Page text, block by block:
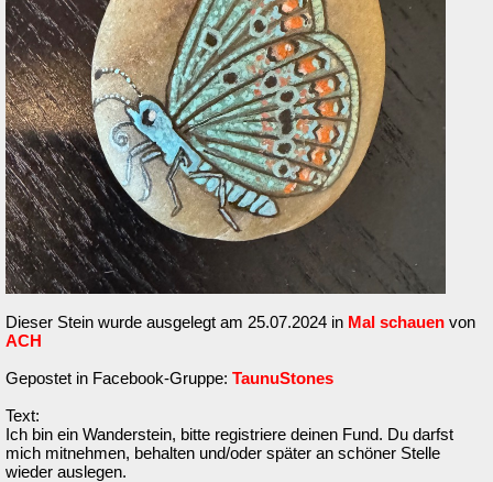
Dieser Stein wurde ausgelegt am 25.07.2024 in Mal schauen von
ACH
Gepostet in Facebook-Gruppe: TaunuStones
Text:
Ich bin ein Wanderstein, bitte registriere deinen Fund. Du darfst
mich mitnehmen, behalten und/oder später an schöner Stelle
wieder auslegen.